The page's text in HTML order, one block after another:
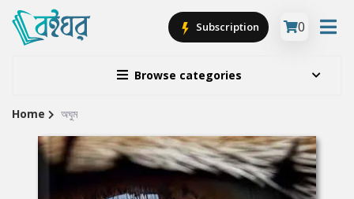
Browse categories
Subscription 0
Site
Breadcrumb
Home অঘুম